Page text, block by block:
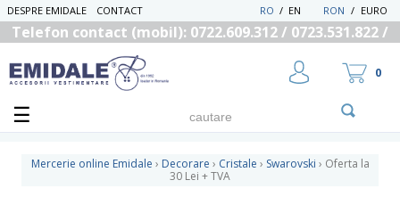
DESPRE EMIDALE CONTACT RON / EURO
EN
/
RO
Telefon contact (mobil): 0722.609.312 / 0723.531.822 /
0
Mercerie online Emidale › Decorare › Cristale › Swarovski › Oferta la
30 Lei + TVA